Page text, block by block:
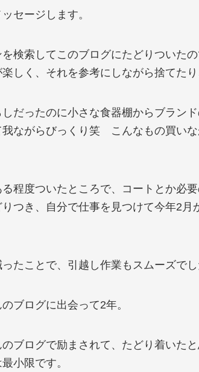
セージします。
検索してこのブログにたどりついた
楽しく、それを参考にしながら捨てたり
だったのに小さな食器棚からブラン
我ながらびっくり笑 こんなもの買い
程度ついたところで、コートとか必
つき、自分で仕事を見つけて今年2月
たことで、引越し作業もスムーズでし
ブログに出会って2年。
ブログで励まされて、たどり着いた
小限です。